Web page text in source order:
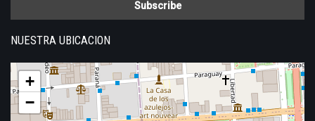
NUESTRA UBICACION
+
−